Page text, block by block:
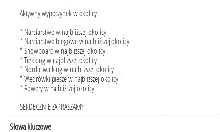
Aktywny wypoczynek w okolicy
* Narciarstwo w najbliższej okolicy
* Narciarstwo biegowe w najbliższej okolicy
* Snowboard w najbliższej okolicy
* Trekking w najbliższej okolicy
* Nordic walking w najbliższej okolicy
* Wędrówki piesze w najbliższej okolicy
* Rowery w najbliższej okolicy
SERDECZNIE ZAPRASZAMY
Słowa kluczowe